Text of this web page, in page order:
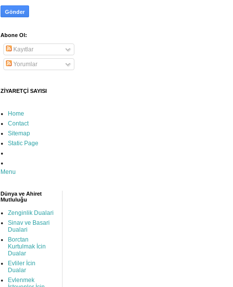
Abone Ol:
Kayıtlar
Yorumlar
ZİYARETÇİ SAYISI
Home
Contact
Sitemap
Static Page
Menu
Dünya ve Ahiret
Mutluluğu
Zenginlik Dualari
Sinav ve Basari
Dualari
Borctan
Kurtulmak İcin
Dualar
Evliler İcin
Dualar
Evlenmek